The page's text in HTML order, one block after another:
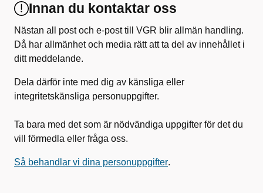
Innan du kontaktar oss
Nästan all post och e-post till VGR blir allmän handling.
Då har allmänhet och media rätt att ta del av innehållet i
ditt meddelande.
Dela därför inte med dig av känsliga eller
integritetskänsliga personuppgifter.
Ta bara med det som är nödvändiga uppgifter för det du
vill förmedla eller fråga oss.
Så behandlar vi dina personuppgifter.